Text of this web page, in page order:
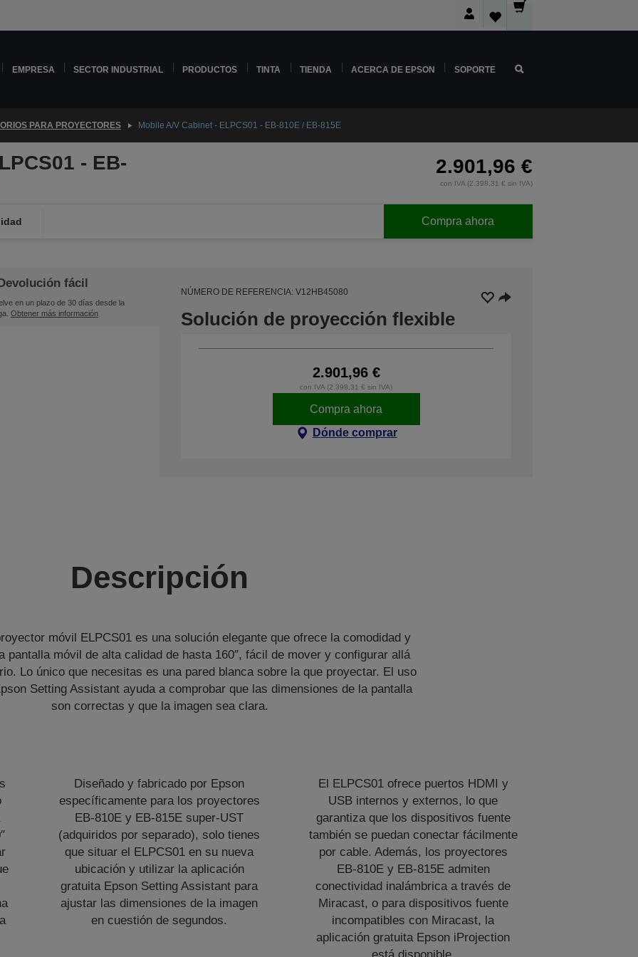
EMPRESA SECTOR INDUSTRIAL PRODUCTOS TINTA TIENDA ACERCA DE EPSON SOPORTE
PARA PROYECTORES Mobile A/V Cabinet - ELPCS01 - EB-810E / EB-815E
- EB-
2.901,96 €
con IVA (2.398,31 € sin IVA)
Compra ahora
fácil
en un plazo de 30 días desde la
Obtener más información
NÚMERO DE REFERENCIA: V12HB45080
Solución de proyección flexible
2.901,96 €
con IVA (2.398,31 € sin IVA)
Compra ahora
Dónde comprar
Descripción
móvil ELPCS01 es una solución elegante que ofrece la comodidad y
pantalla móvil de alta calidad de hasta 160″, fácil de mover y configurar allá
Lo único que necesitas es una pared blanca sobre la que proyectar. El uso
Setting Assistant ayuda a comprobar que las dimensiones de la pantalla
son correctas y que la imagen sea clara.
Diseñado y fabricado por Epson
específicamente para los proyectores
EB-810E y EB-815E super-UST
(adquiridos por separado), solo tienes
que situar el ELPCS01 en su nueva
ubicación y utilizar la aplicación
gratuita Epson Setting Assistant para
ajustar las dimensiones de la imagen
en cuestión de segundos.
El ELPCS01 ofrece puertos HDMI y
USB internos y externos, lo que
garantiza que los dispositivos fuente
también se puedan conectar fácilmente
por cable. Además, los proyectores
EB-810E y EB-815E admiten
conectividad inalámbrica a través de
Miracast, o para dispositivos fuente
incompatibles con Miracast, la
aplicación gratuita Epson iProjection